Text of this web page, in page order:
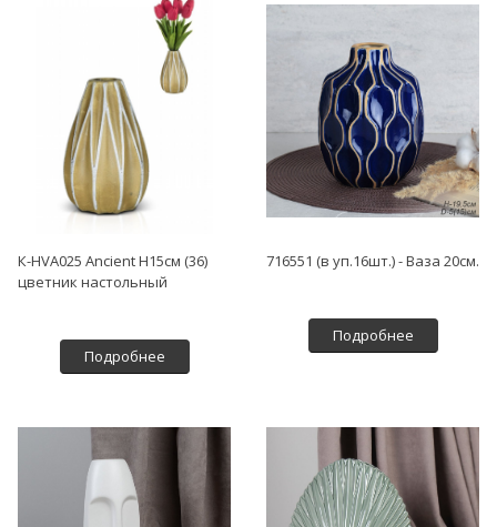
К-HVA025 Ancient H15см (36)
цветник настольный
Подробнее
716551 (в уп.16шт.) - Ваза 20см.
Подробнее